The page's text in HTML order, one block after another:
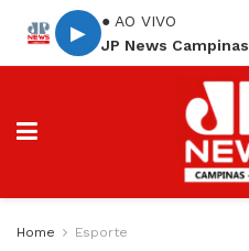
▶
● AO VIVO
JP News Campinas
Home Esporte